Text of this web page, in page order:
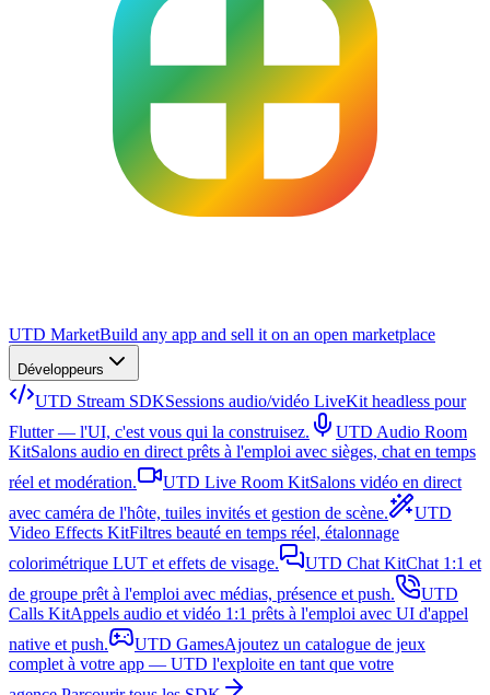
UTD MarketBuild any app and sell it on an open marketplace
Développeurs
UTD Stream SDKSessions audio/vidéo LiveKit headless pour
Flutter — l'UI, c'est vous qui la construisez.
UTD Audio Room
KitSalons audio en direct prêts à l'emploi avec sièges, chat en temps
réel et modération.
UTD Live Room KitSalons vidéo en direct
avec caméra de l'hôte, tuiles invités et gestion de scène.
UTD
Video Effects KitFiltres beauté en temps réel, étalonnage
colorimétrique LUT et effets de visage.
UTD Chat KitChat 1:1 et
de groupe prêt à l'emploi avec médias, présence et push.
UTD
Calls KitAppels audio et vidéo 1:1 prêts à l'emploi avec UI d'appel
native et push.
UTD GamesAjoutez un catalogue de jeux
complet à votre app — UTD l'exploite en tant que votre